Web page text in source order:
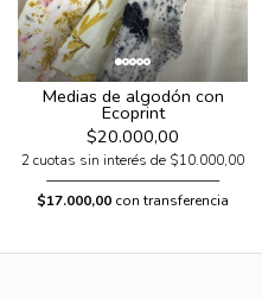
Medias de algodón con
Ecoprint
$20.000,00
2 cuotas sin interés de $10.000,00
$17.000,00 con transferencia